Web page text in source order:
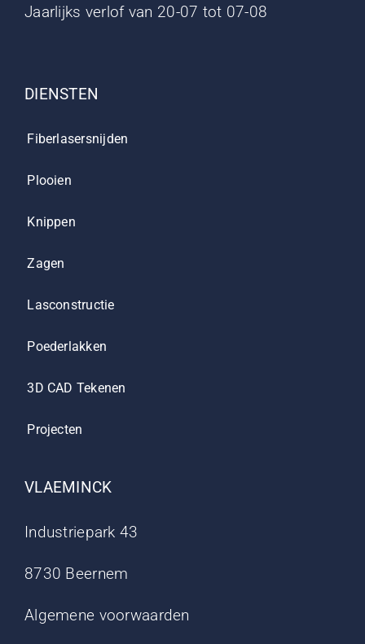
Jaarlijks verlof van 20-07 tot 07-08
DIENSTEN
Fiberlasersnijden
Plooien
Knippen
Zagen
Lasconstructie
Poederlakken
3D CAD Tekenen
Projecten
VLAEMINCK
Industriepark 43
8730 Beernem
Algemene voorwaarden